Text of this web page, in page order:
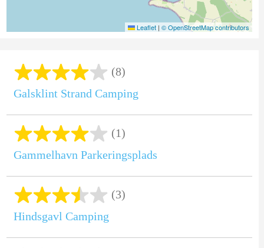
Leaflet | © OpenStreetMap contributors
(8)
Galsklint Strand Camping
(1)
Gammelhavn Parkeringsplads
(3)
Hindsgavl Camping